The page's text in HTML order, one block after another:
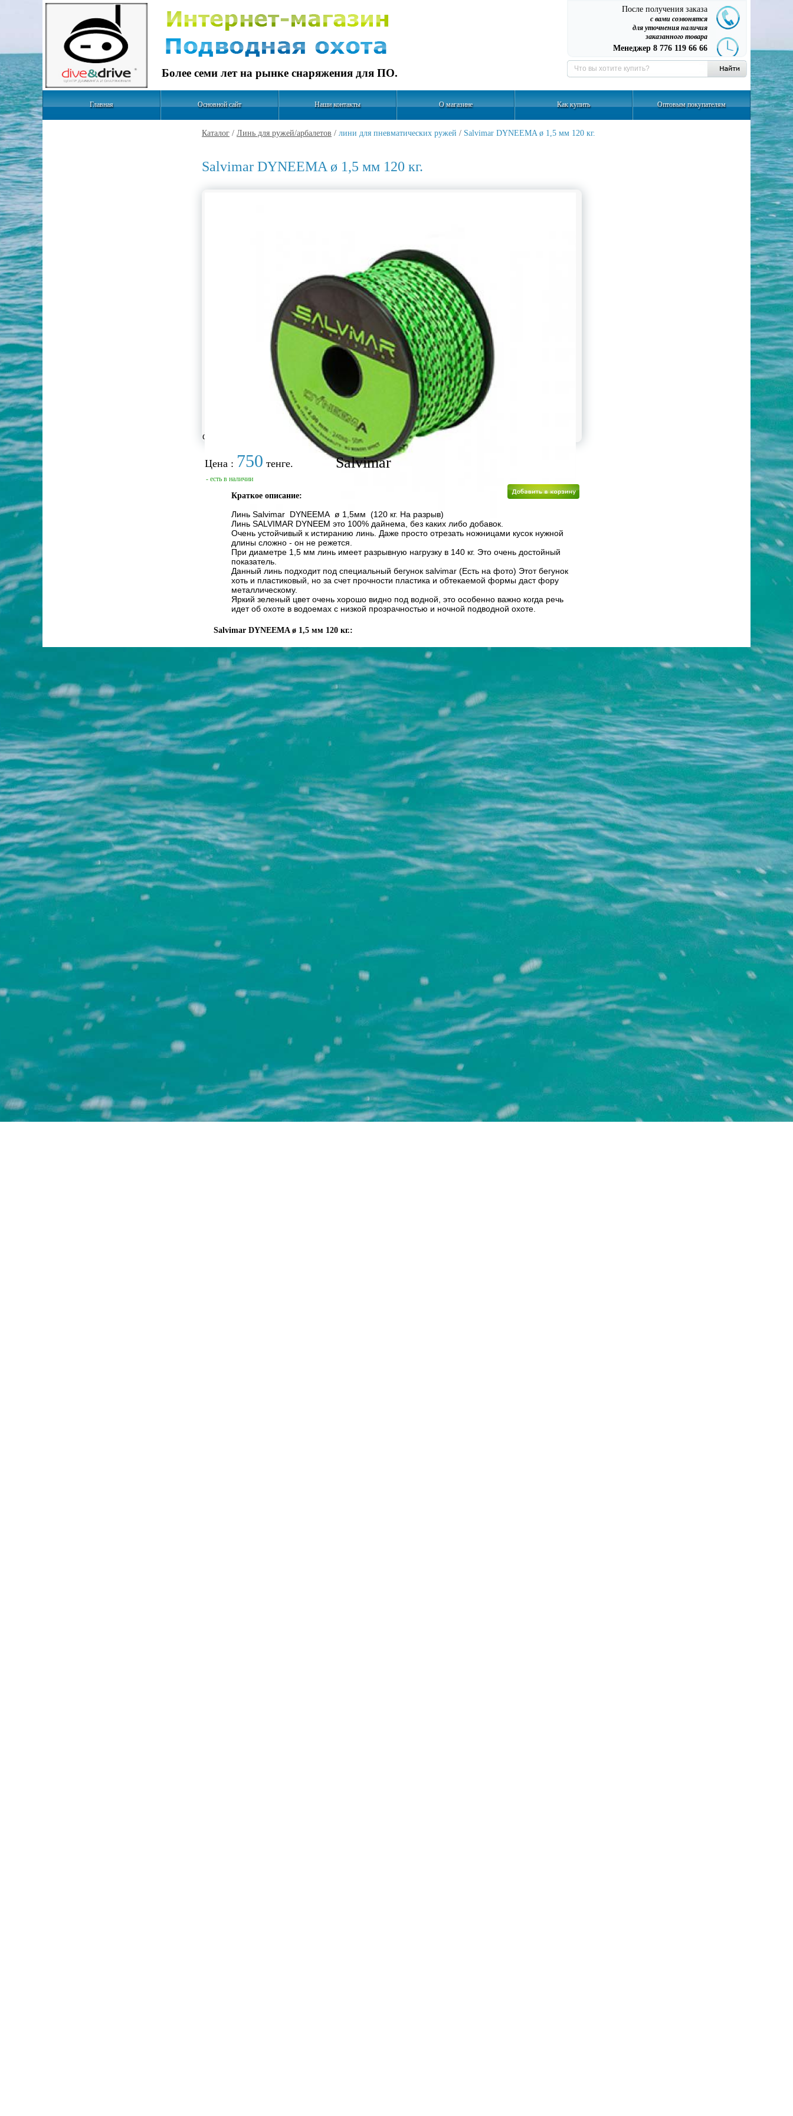
После получения заказа
с вами созвонятся
для уточнения наличия
заказанного товара
Менеджер 8 776 119 66 66
Более семи лет на рынке снаряжения для ПО.
Главная Основной сайт Наши контакты О магазине Как купить Оптовым покупателям
Каталог / Линь для ружей/арбалетов / лини для пневматических ружей / Salvimar DYNEEMA ø 1,5 мм 120 кг.
Salvimar DYNEEMA ø 1,5 мм 120 кг.
фотографии не загружены.
Краткое описание:
Линь Salvimar DYNEEMA ø 1,5мм (120 кг. На разрыв)
Линь SALVIMAR DYNEEM это 100% дайнема, без каких либо добавок.
Очень устойчивый к истиранию линь. Даже просто отрезать ножницами кусок нужной
длины сложно - он не режется.
При диаметре 1,5 мм линь имеет разрывную нагрузку в 140 кг. Это очень достойный
показатель.
Данный линь подходит под специальный бегунок salvimar (Есть на фото) Этот бегунок
хоть и пластиковый, но за счет прочности пластика и обтекаемой формы даст фору
металлическому.
Яркий зеленый цвет очень хорошо видно под водной, это особенно важно когда речь
идет об охоте в водоемах с низкой прозрачностью и ночной подводной охоте.
Цена : 750 тенге. Salvimar
- есть в наличии
Salvimar DYNEEMA ø 1,5 мм 120 кг.: